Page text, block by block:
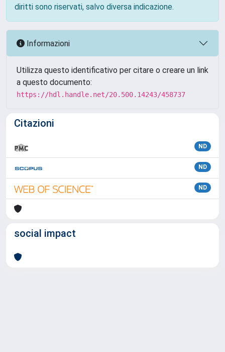
diritti sono riservati, salvo diversa indicazione.
Informazioni
Utilizza questo identificativo per citare o creare un link
a questo documento:
https://hdl.handle.net/20.500.14243/458737
Citazioni
ND
ND
ND
social impact